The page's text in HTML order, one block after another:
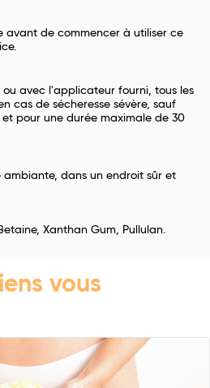
avant de commencer à utiliser ce
avec l'applicateur fourni, tous les
cas de sécheresse sévère, sauf
pour une durée maximale de 30
dans un endroit sûr et
Xanthan Gum, Pullulan.
vous